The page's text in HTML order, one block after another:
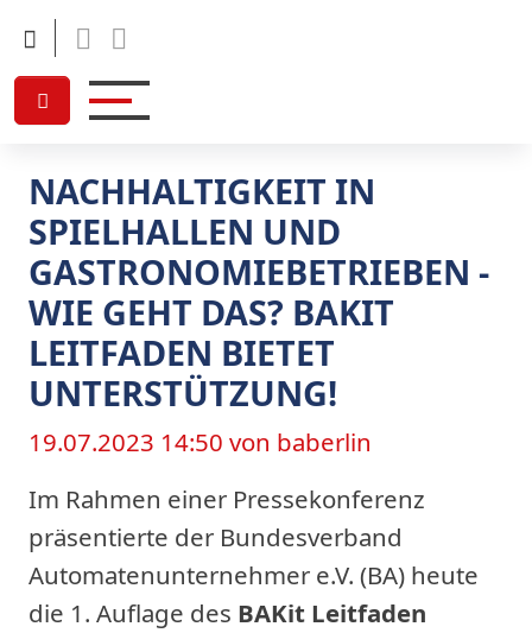
Facebook
NACHHALTIGKEIT IN
SPIELHALLEN UND
GASTRONOMIEBETRIEBEN -
WIE GEHT DAS? BAKIT
LEITFADEN BIETET
UNTERSTÜTZUNG!
19.07.2023 14:50 von baberlin
Im Rahmen einer Pressekonferenz
präsentierte der Bundesverband
Automatenunternehmer e.V. (BA) heute
die 1. Auflage des BAKit Leitfaden